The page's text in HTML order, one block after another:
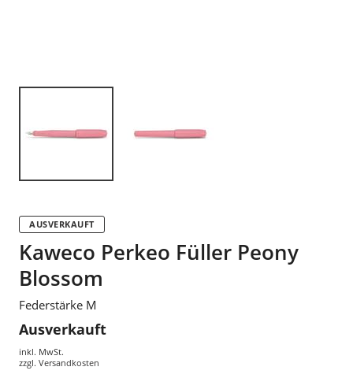
AUSVERKAUFT
Kaweco Perkeo Füller Peony
Blossom
Federstärke M
Ausverkauft
inkl. MwSt.
zzgl. Versandkosten